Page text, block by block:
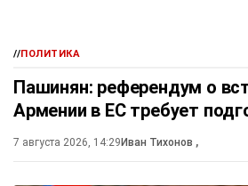
//ПОЛИТИКА
Пашинян: референдум о
Армении в ЕС требует
7 августа 2026, 14:29 Иван Тихонов ,